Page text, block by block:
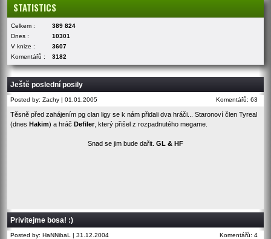
STATISTICS
Celkem :
389 824
Dnes :
10301
V knize :
3607
Komentářů :
3182
Ještě poslední posily
Posted by: Zachy | 01.01.2005 Komentářů: 63
Těsně před zahájením pg clan ligy se k nám přidali dva hráči... Staronoví člen Tyreal
(dnes Hakim) a hráč Defiler, který přišel z rozpadnutého megame.
Snad se jim bude dařit. GL & HF
Privitejme bosa! :)
Posted by: HaNNibaL | 31.12.2004 Komentářů: 4